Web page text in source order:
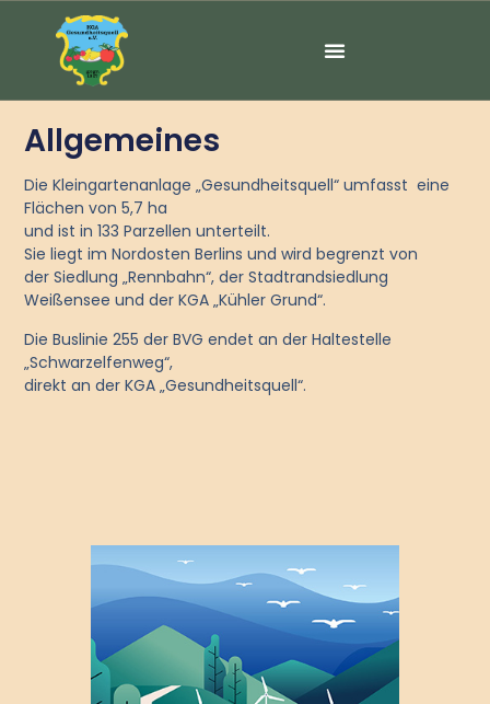
Allgemeines
Die Kleingartenanlage „Gesundheitsquell“ umfasst eine
Flächen von 5,7 ha
und ist in 133 Parzellen unterteilt.
Sie liegt im Nordosten Berlins und wird begrenzt von
der Siedlung „Rennbahn“, der Stadtrandsiedlung
Weißensee und der KGA „Kühler Grund“.
Die Buslinie 255 der BVG endet an der Haltestelle
„Schwarzelfenweg“,
direkt an der KGA „Gesundheitsquell“.